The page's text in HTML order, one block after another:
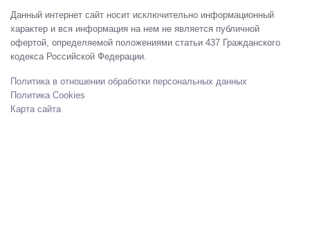
Данный интернет сайт носит исключительно информационный
характер и вся информация на нем не является публичной
офертой, определяемой положениями статьи 437 Гражданского
кодекса Российской Федерации.
Политика в отношении обработки персональных данных
Политика Cookies
Карта сайта